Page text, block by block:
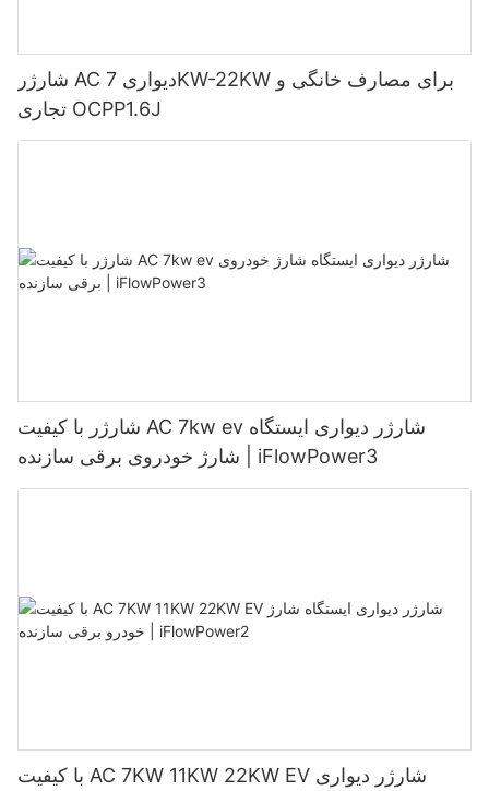
شارژر AC دیواری 7KW-22KW برای مصارف خانگی و
تجاری OCPP1.6J
شارژر با کیفیت AC 7kw ev شارژر دیواری ایستگاه
شارژ خودروی برقی سازنده | iFlowPower3
با کیفیت AC 7KW 11KW 22KW EV شارژر دیواری